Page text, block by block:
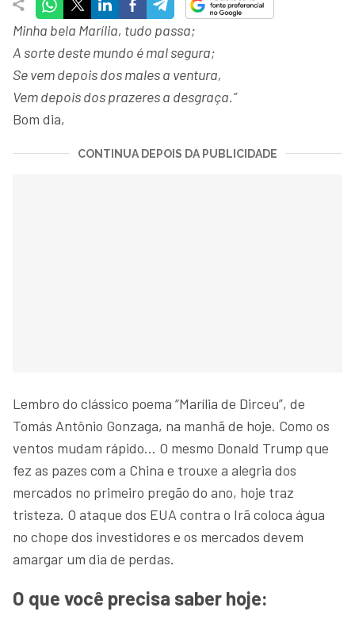
Minha bela Marília, tudo passa;
A sorte deste mundo é mal segura;
Se vem depois dos males a ventura,
Vem depois dos prazeres a desgraça.”
Bom dia,
CONTINUA DEPOIS DA PUBLICIDADE
Lembro do clássico poema “Marília de Dirceu”, de
Tomás Antônio Gonzaga, na manhã de hoje. Como os
ventos mudam rápido… O mesmo Donald Trump que
fez as pazes com a China e trouxe a alegria dos
mercados no primeiro pregão do ano, hoje traz
tristeza. O ataque dos EUA contra o Irã coloca água
no chope dos investidores e os mercados devem
amargar um dia de perdas.
O que você precisa saber hoje: